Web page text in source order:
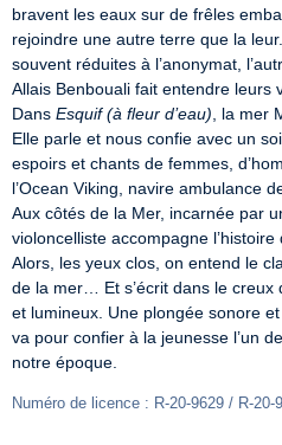
bravent les eaux sur de frêles
rejoindre une autre terre que la
souvent réduites à l’anonymat,
Allais Benbouali fait entendre leurs
Dans Esquif (à fleur d’eau) , la mer
Elle parle et nous confie avec un
espoirs et chants de femmes,
l’Ocean Viking, navire ambulance
Aux côtés de la Mer, incarnée par
violoncelliste accompagne
Alors, les yeux clos, on entend le
de la mer… Et s’écrit dans le creux
et lumineux. Une plongée sonore
va pour confier à la jeunesse l’un
notre époque.
Numéro de licence : R-20-9629 / R-20-